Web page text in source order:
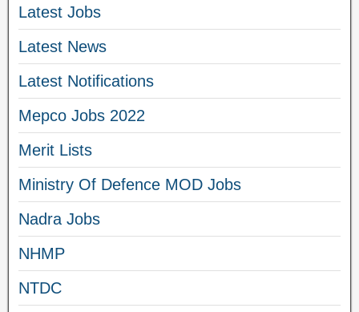
Latest Jobs
Latest News
Latest Notifications
Mepco Jobs 2022
Merit Lists
Ministry Of Defence MOD Jobs
Nadra Jobs
NHMP
NTDC